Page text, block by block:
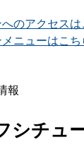
のアクセスは
ニューはこち
報
シチュ